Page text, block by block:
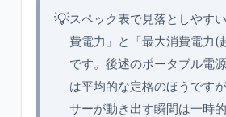
💡スペック表で見落としやす
費電力」と「最大消費電力(
です。後述のポータブル電
は平均的な定格のほうです
サーが動き出す瞬間は一時